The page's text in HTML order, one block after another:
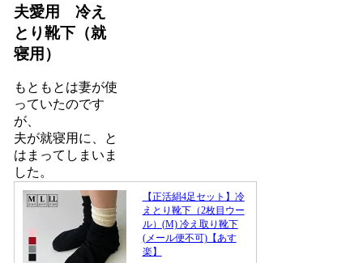
夫愛用 冷え
とり靴下（就
寝用）
もともとは妻が使
っていたのです
が、
夫が就寝用に、と
はまってしまいま
した。
【正活絹4足セット】冷
えとり靴下（2枚目ウー
ル）(M) 冷え取り靴下
(メール便不可)【あす
楽】